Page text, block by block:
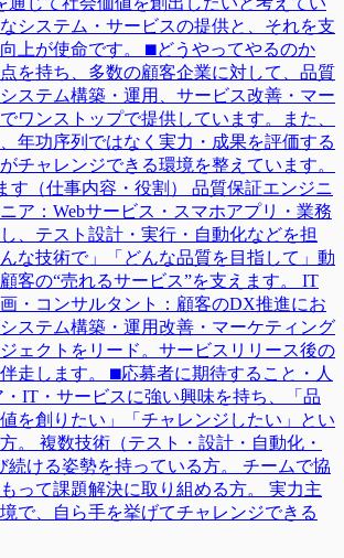
システム・サービスの提供と、それを支
上が使命です。 ⬛︎どうやってやるのか
を持ち、多数の顧客企業に対して、品質
ステム構築・運用、サービス改善・マー
ワンストップで提供しています。また、
年功序列ではなく実力・成果を評価する
チャレンジできる環境を整えています。
す（仕事内容・役割） 品質保証エンジニ
ア：Webサービス・スマホアプリ・業務
、テスト設計・実行・自動化などを担
な技術で」「どんな品質を目指して」動
客の“売れるサービス”を支えます。 IT
・コンサルタント：顧客のDX推進にお
ステム構築・運用改善・マーケティング
ェクトをリード。サービスリリース後の
走します。 ⬛︎応募者に期待すること・人
IT・サービスに強い興味を持ち、「品
を創りたい」「チャレンジしたい」とい
。 複数技術（テスト・設計・自動化・
続ける姿勢を持っている方。 チームで協
って課題解決に取り組める方。 実力主
で、自ら手を挙げてチャレンジできる